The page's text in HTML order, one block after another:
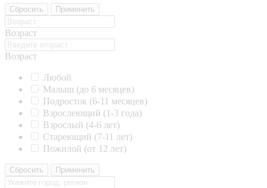
Сбросить Применить
Возраст
Возраст
Любой
Малыш (до 6 месяцев)
Подросток (6-11 месяцев)
Взрослеющий (1-3 года)
Взрослый (4-6 лет)
Стареющий (7-11 лет)
Пожилой (от 12 лет)
Сбросить Применить